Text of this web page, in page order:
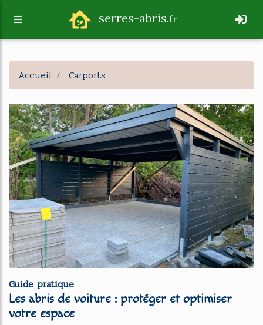
serres-abris.fr
Accueil Carports
Guide pratique
Les abris de voiture : protéger et optimiser
votre espace